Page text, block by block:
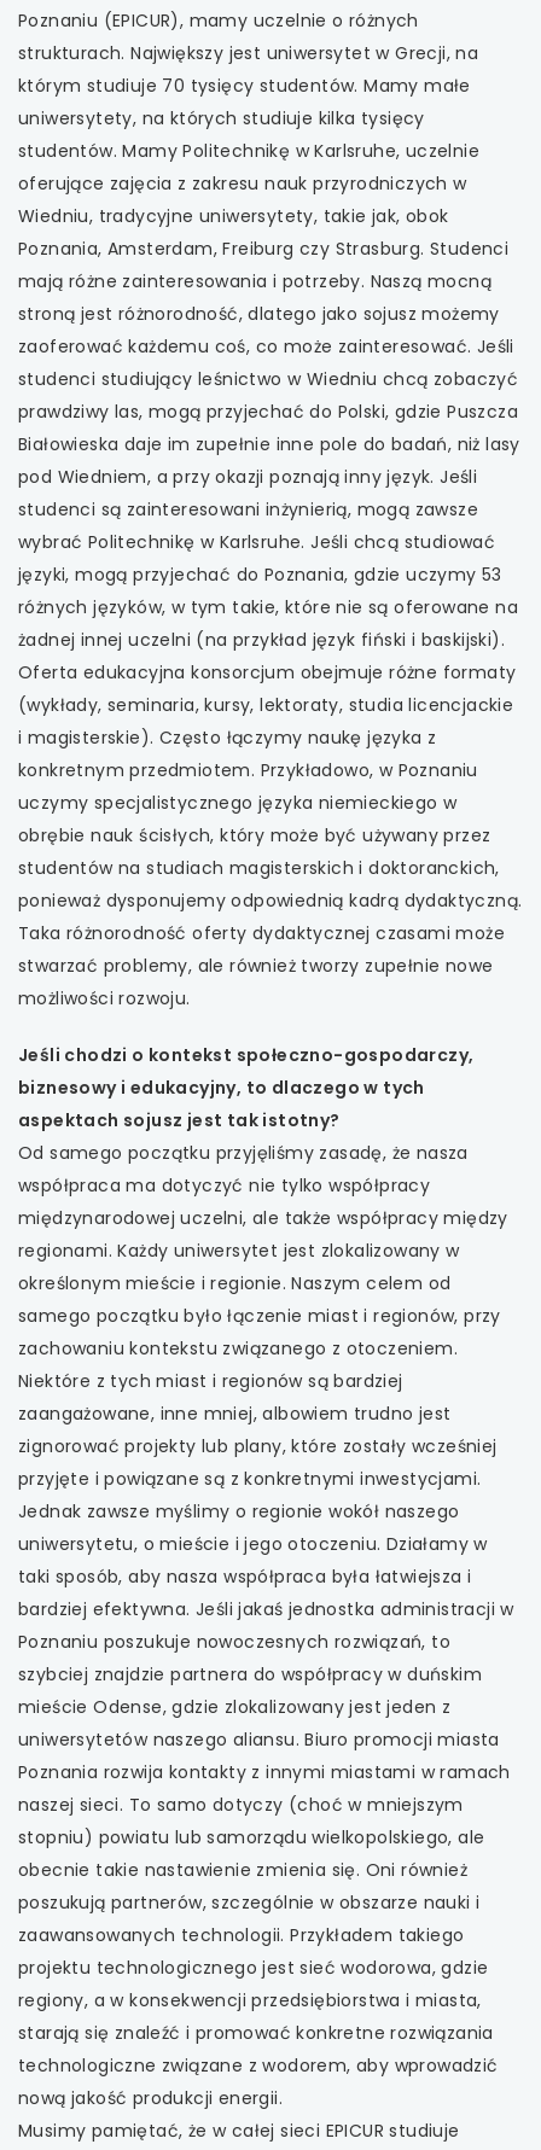
Poznaniu (EPICUR), mamy uczelnie o różnych
strukturach. Największy jest uniwersytet w Grecji, na
którym studiuje 70 tysięcy studentów. Mamy małe
uniwersytety, na których studiuje kilka tysięcy
studentów. Mamy Politechnikę w Karlsruhe, uczelnie
oferujące zajęcia z zakresu nauk przyrodniczych w
Wiedniu, tradycyjne uniwersytety, takie jak, obok
Poznania, Amsterdam, Freiburg czy Strasburg. Studenci
mają różne zainteresowania i potrzeby. Naszą mocną
stroną jest różnorodność, dlatego jako sojusz możemy
zaoferować każdemu coś, co może zainteresować. Jeśli
studenci studiujący leśnictwo w Wiedniu chcą zobaczyć
prawdziwy las, mogą przyjechać do Polski, gdzie Puszcza
Białowieska daje im zupełnie inne pole do badań, niż lasy
pod Wiedniem, a przy okazji poznają inny język. Jeśli
studenci są zainteresowani inżynierią, mogą zawsze
wybrać Politechnikę w Karlsruhe. Jeśli chcą studiować
języki, mogą przyjechać do Poznania, gdzie uczymy 53
różnych języków, w tym takie, które nie są oferowane na
żadnej innej uczelni (na przykład język fiński i baskijski).
Oferta edukacyjna konsorcjum obejmuje różne formaty
(wykłady, seminaria, kursy, lektoraty, studia licencjackie
i magisterskie). Często łączymy naukę języka z
konkretnym przedmiotem. Przykładowo, w Poznaniu
uczymy specjalistycznego języka niemieckiego w
obrębie nauk ścisłych, który może być używany przez
studentów na studiach magisterskich i doktoranckich,
ponieważ dysponujemy odpowiednią kadrą dydaktyczną.
Taka różnorodność oferty dydaktycznej czasami może
stwarzać problemy, ale również tworzy zupełnie nowe
możliwości rozwoju.
Jeśli chodzi o kontekst społeczno-gospodarczy,
biznesowy i edukacyjny, to dlaczego w tych
aspektach sojusz jest tak istotny?
Od samego początku przyjęliśmy zasadę, że nasza
współpraca ma dotyczyć nie tylko współpracy
międzynarodowej uczelni, ale także współpracy między
regionami. Każdy uniwersytet jest zlokalizowany w
określonym mieście i regionie. Naszym celem od
samego początku było łączenie miast i regionów, przy
zachowaniu kontekstu związanego z otoczeniem.
Niektóre z tych miast i regionów są bardziej
zaangażowane, inne mniej, albowiem trudno jest
zignorować projekty lub plany, które zostały wcześniej
przyjęte i powiązane są z konkretnymi inwestycjami.
Jednak zawsze myślimy o regionie wokół naszego
uniwersytetu, o mieście i jego otoczeniu. Działamy w
taki sposób, aby nasza współpraca była łatwiejsza i
bardziej efektywna. Jeśli jakaś jednostka administracji w
Poznaniu poszukuje nowoczesnych rozwiązań, to
szybciej znajdzie partnera do współpracy w duńskim
mieście Odense, gdzie zlokalizowany jest jeden z
uniwersytetów naszego aliansu. Biuro promocji miasta
Poznania rozwija kontakty z innymi miastami w ramach
naszej sieci. To samo dotyczy (choć w mniejszym
stopniu) powiatu lub samorządu wielkopolskiego, ale
obecnie takie nastawienie zmienia się. Oni również
poszukują partnerów, szczególnie w obszarze nauki i
zaawansowanych technologii. Przykładem takiego
projektu technologicznego jest sieć wodorowa, gdzie
regiony, a w konsekwencji przedsiębiorstwa i miasta,
starają się znaleźć i promować konkretne rozwiązania
technologiczne związane z wodorem, aby wprowadzić
nową jakość produkcji energii.
Musimy pamiętać, że w całej sieci EPICUR studiuje